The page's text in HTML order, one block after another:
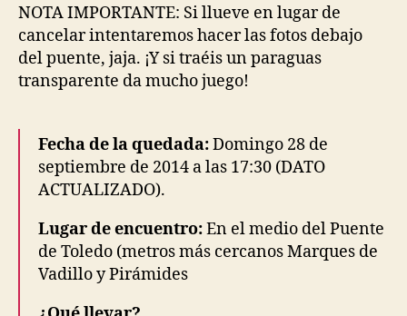
NOTA IMPORTANTE: Si llueve en lugar de
cancelar intentaremos hacer las fotos debajo
del puente, jaja. ¡Y si traéis un paraguas
transparente da mucho juego!
Fecha de la quedada:Domingo 28 de
septiembre de 2014 a las 17:30 (DATO
ACTUALIZADO).
Lugar de encuentro:En el medio del Puente
de Toledo (metros más cercanos Marques de
Vadillo y Pirámides